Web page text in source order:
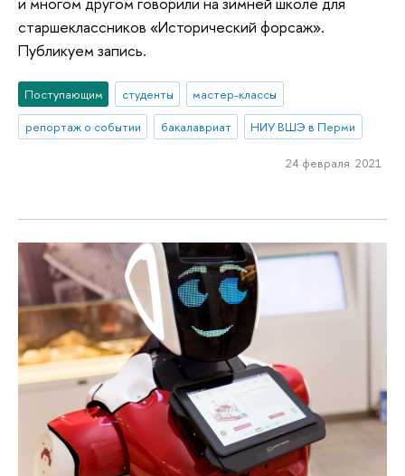
старшеклассников «Исторический форсаж».
Публикуем запись.
Поступающим студенты
мастер-классы
репортаж о событии
бакалавриат НИУ ВШЭ в Перми
24 февраля 2021